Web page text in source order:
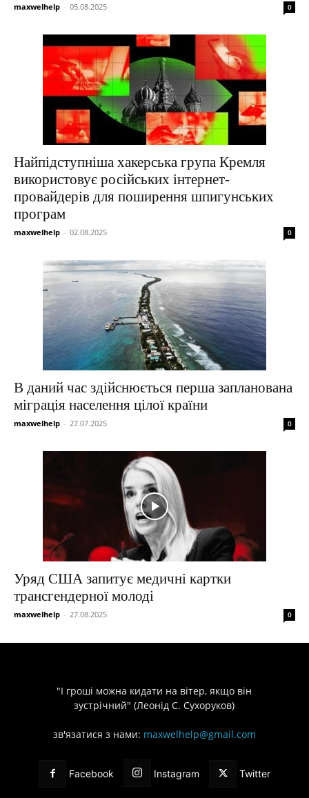
maxwelhelp - 05.08.2025 0
Найпідступніша хакерська група Кремля
використовує російських інтернет-
провайдерів для поширення шпигунських
програм
maxwelhelp - 02.08.2025 0
В даний час здійснюється перша запланована
міграція населення цілої країни
maxwelhelp - 27.07.2025 0
Уряд США запитує медичні картки
трансгендерної молоді
maxwelhelp - 27.08.2025 0
"І гроші можна кидати на вітер, якщо він
зустрічний" (Леонід С. Сухоруков)
зв'язатися з нами: maxwelhelp@gmail.com
Facebook Instagram Twitter